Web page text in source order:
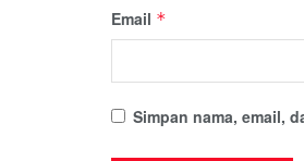
Email *
Simpan nama, email,